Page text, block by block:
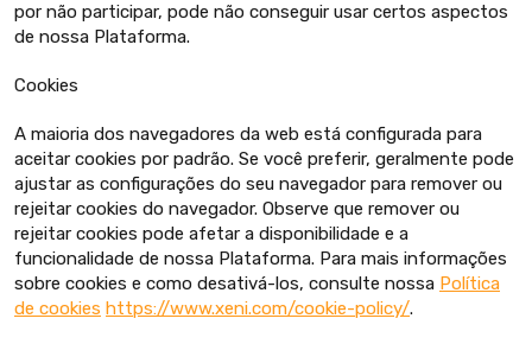
por não participar, pode não conseguir usar certos aspectos
de nossa Plataforma.
Cookies
A maioria dos navegadores da web está configurada para
aceitar cookies por padrão. Se você preferir, geralmente pode
ajustar as configurações do seu navegador para remover ou
rejeitar cookies do navegador. Observe que remover ou
rejeitar cookies pode afetar a disponibilidade e a
funcionalidade de nossa Plataforma. Para mais informações
sobre cookies e como desativá-los, consulte nossa Política
de cookies https://www.xeni.com/cookie-policy/.